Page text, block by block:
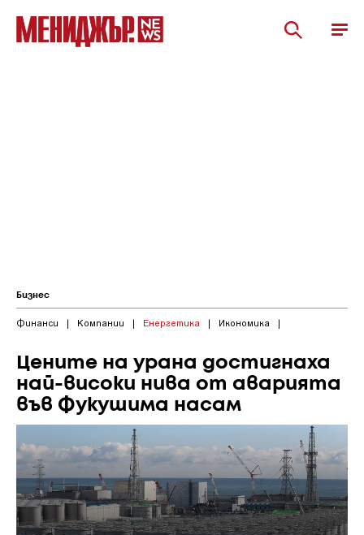
Бизнес
Финанси | Компании | Енергетика | Икономика |
Цените на урана достигнаха
най-високи нива от аварията
във Фукушима насам